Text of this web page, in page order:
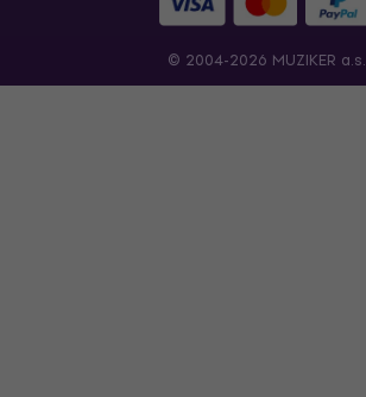
© 2004-2026 MUZIKER a.s.